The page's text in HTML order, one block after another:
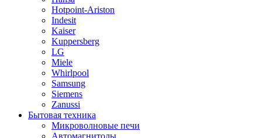
Hotpoint-Ariston
Indesit
Kaiser
Kuppersberg
LG
Miele
Whirlpool
Samsung
Siemens
Zanussi
Бытовая техника
Микроволновые печи
Автомагнитолы